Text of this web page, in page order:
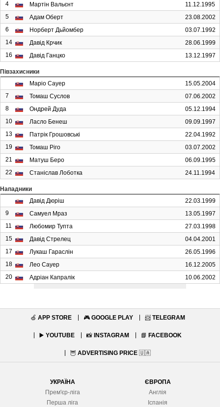
4
Мартін Вальєнт
11.12.1995
5
Адам Оберт
23.08.2002
6
Норберт Дьйомбер
03.07.1992
14
Давід Крчик
28.06.1999
16
Давід Ганцко 13.12.1997
Півзахисники
Маріо Сауер
15.05.2004
7
Томаш Суслов
07.06.2002
8
Ондрей Дуда
05.12.1994
10
Ласло Бенеш
09.09.1997
13
Патрік Грошовські
22.04.1992
19
Томаш Ріго
03.07.2002
21
Матуш Беро
06.09.1995
22
Станіслав Лоботка 24.11.1994
Нападники
Давід Дюріш
22.03.1999
9
Самуел Мраз
13.05.1997
11
Любомир Тупта
27.03.1998
15
Давід Стрелец
04.04.2001
17
Лукаш Гараслін
26.05.1996
18
Лео Сауер
16.12.2005
20
Адріан Капралік 10.06.2002
🍏 APP STORE 🎮 GOOGLE PLAY 📨 TELEGRAM
▶️ YOUTUBE 📸 INSTAGRAM 📘 FACEBOOK
🦉 ADVERTISING PRICE 🇺🇦
УКРАЇНА
Прем'єр-ліга
Перша ліга
ЄВРОПА
Англія
Іспанія